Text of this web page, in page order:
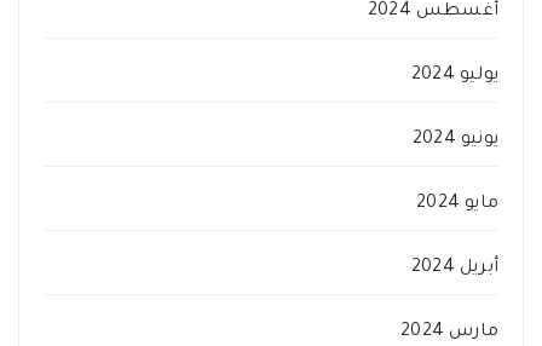
أغسطس 2024
يوليو 2024
يونيو 2024
مايو 2024
أبريل 2024
مارس 2024